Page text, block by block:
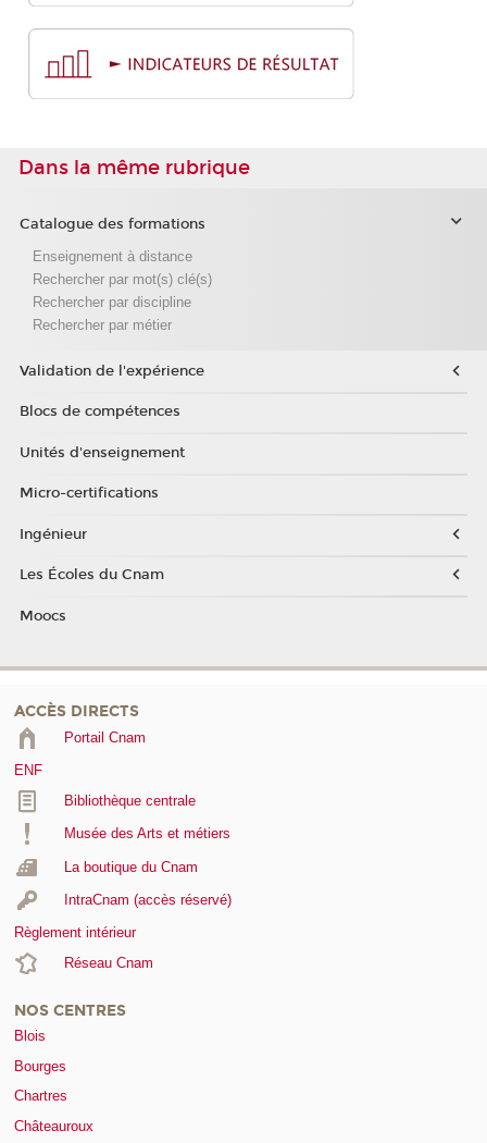
Dans la même rubrique
Catalogue des formations
Enseignement à distance
Rechercher par mot(s) clé(s)
Rechercher par discipline
Rechercher par métier
Validation de l'expérience
Blocs de compétences
Unités d'enseignement
Micro-certifications
Ingénieur
Les Écoles du Cnam
Moocs
ACCÈS DIRECTS
Portail Cnam
ENF
Bibliothèque centrale
Musée des Arts et métiers
La boutique du Cnam
IntraCnam (accès réservé)
Règlement intérieur
Réseau Cnam
NOS CENTRES
Blois
Bourges
Chartres
Châteauroux